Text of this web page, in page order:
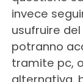
invece
usufruire
potranno
tramite pc,